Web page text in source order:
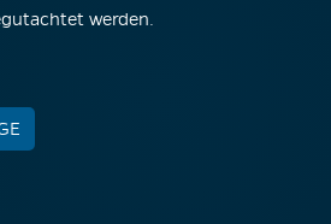
werden.